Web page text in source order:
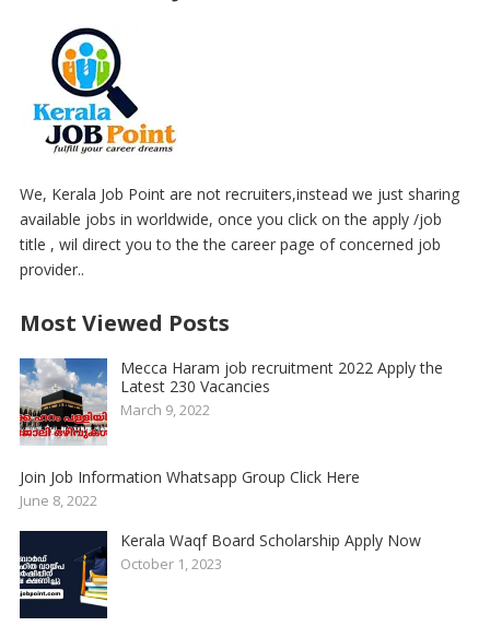
We, Kerala Job Point are not recruiters,instead we just sharing
available jobs in worldwide, once you click on the apply /job
title , wil direct you to the the career page of concerned job
provider..
Most Viewed Posts
Mecca Haram job recruitment 2022 Apply the
Latest 230 Vacancies
March 9, 2022
Join Job Information Whatsapp Group Click Here
June 8, 2022
Kerala Waqf Board Scholarship Apply Now
October 1, 2023